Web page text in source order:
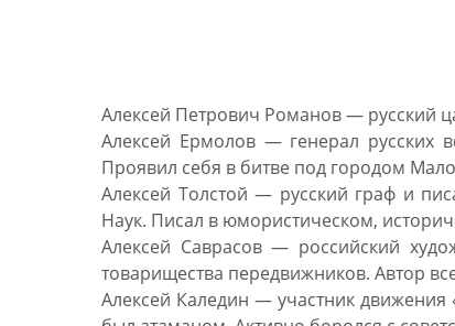
Алексей Петрович Романов — русский
Алексей Ермолов — генерал русских
Проявил себя в битве под городом
Алексей Толстой — русский граф и
Наук. Писал в юмористическом,
Алексей Саврасов — российский
товарищества передвижников. Автор
Алексей Каледин — участник движения